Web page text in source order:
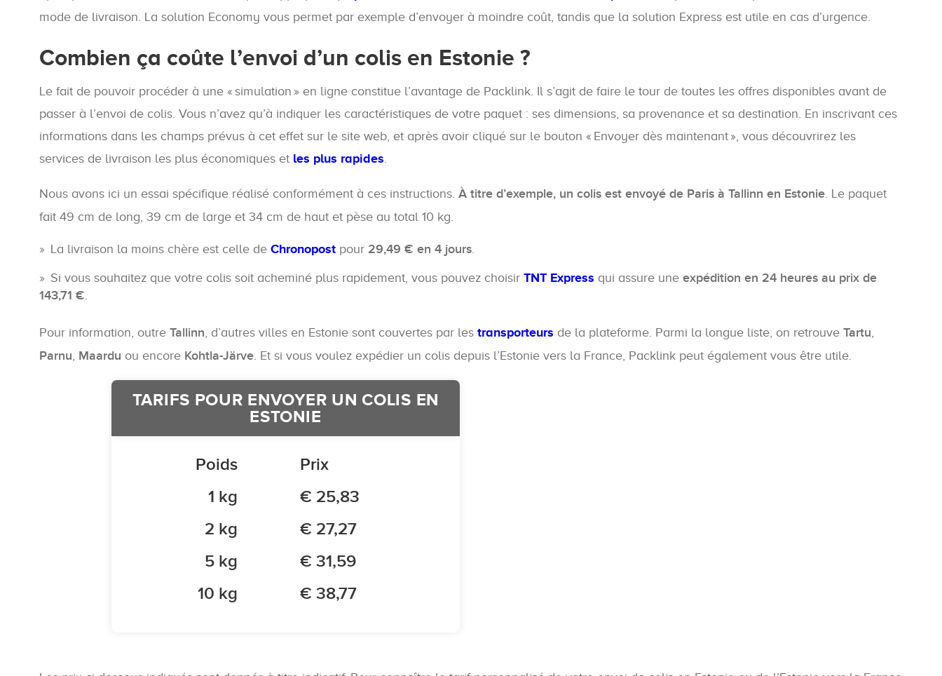
mode de livraison. La solution Economy vous permet par exemple d’envoyer à moindre coût, tandis que la solution Express est utile en cas d’urgence.
Combien ça coûte l’envoi d’un colis en Estonie ?
Le fait de pouvoir procéder à une « simulation » en ligne constitue l’avantage de Packlink. Il s’agit de faire le tour de toutes les offres disponibles avant de
passer à l’envoi de colis. Vous n’avez qu’à indiquer les caractéristiques de votre paquet : ses dimensions, sa provenance et sa destination. En inscrivant ces
informations dans les champs prévus à cet effet sur le site web, et après avoir cliqué sur le bouton « Envoyer dès maintenant », vous découvrirez les
services de livraison les plus économiques et les plus rapides.
Nous avons ici un essai spécifique réalisé conformément à ces instructions. À titre d’exemple, un colis est envoyé de Paris à Tallinn en Estonie. Le paquet
fait 49 cm de long, 39 cm de large et 34 cm de haut et pèse au total 10 kg.
La livraison la moins chère est celle de Chronopost pour 29,49 € en 4 jours.
Si vous souhaitez que votre colis soit acheminé plus rapidement, vous pouvez choisir TNT Express qui assure une expédition en 24 heures au prix de
143,71 €.
Pour information, outre Tallinn, d’autres villes en Estonie sont couvertes par les transporteurs de la plateforme. Parmi la longue liste, on retrouve Tartu,
Parnu, Maardu ou encore Kohtla-Järve. Et si vous voulez expédier un colis depuis l’Estonie vers la France, Packlink peut également vous être utile.
TARIFS POUR ENVOYER UN COLIS EN
ESTONIE
Poids
Prix
1 kg
€ 25,83
2 kg
€ 27,27
5 kg
€ 31,59
10 kg
€ 38,77